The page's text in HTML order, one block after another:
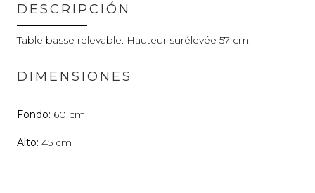
DESCRIPCIÓN
Table basse relevable. Hauteur surélevée 57 cm.
DIMENSIONES
60
45